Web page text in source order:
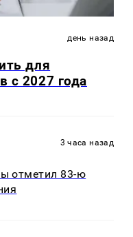
день назад
для
с 2027 года
3 часа назад
отметил 83-ю